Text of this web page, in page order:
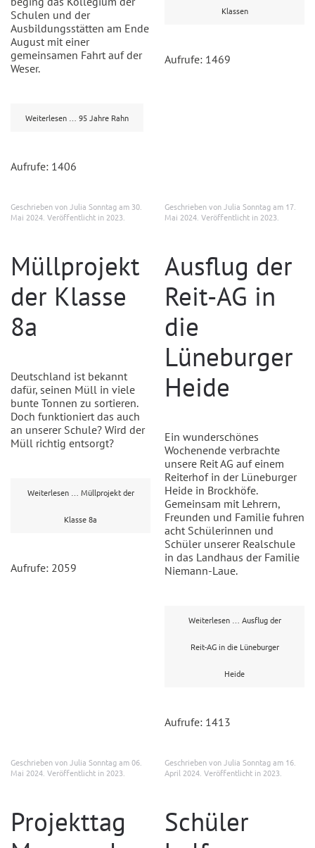
Schulen und der
Ausbildungsstätten am Ende
August mit einer
gemeinsamen Fahrt auf der
Weser.
Weiterlesen … 95 Jahre Rahn
Aufrufe: 1406
Klassen
Aufrufe: 1469
Geschrieben von Julia Sonntag am 30.
Mai 2024 . Veröffentlicht in 2023
Müllprojekt
der Klasse
8a
Deutschland ist bekannt
dafür, seinen Müll in viele
bunte Tonnen zu sortieren.
Doch funktioniert das auch
an unserer Schule? Wird der
Müll richtig entsorgt?
Weiterlesen … Müllprojekt der
Klasse 8a
Aufrufe: 2059
Geschrieben von Julia Sonntag am 17.
Mai 2024 . Veröffentlicht in 2023
Ausflug der
Reit-AG in
die
Lüneburger
Heide
Ein wunderschönes
Wochenende verbrachte
unsere Reit AG auf einem
Reiterhof in der Lüneburger
Heide in Brockhöfe.
Gemeinsam mit Lehrern,
Freunden und Familie fuhren
acht Schülerinnen und
Schüler unserer Realschule
in das Landhaus der Familie
Niemann-Laue.
Weiterlesen … Ausflug der
Reit-AG in die Lüneburger
Heide
Aufrufe: 1413
Geschrieben von Julia Sonntag am06.
Mai 2024 . Veröffentlicht in 2023
Projekttag
Geschrieben von Julia Sonntag am 16.
April 2024 . Veröffentlicht in 2023
Schüler